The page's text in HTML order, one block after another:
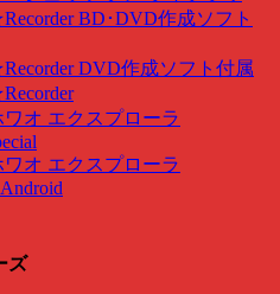
BD･DVD作成ソフト
DVD作成ソフト付属
ワオ エクスプローラ
ワオ エクスプローラ
ズ